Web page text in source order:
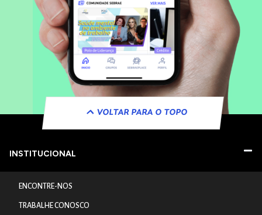
VOLTAR PARA O TOPO
INSTITUCIONAL
ENCONTRE-NOS
TRABALHE CONOSCO